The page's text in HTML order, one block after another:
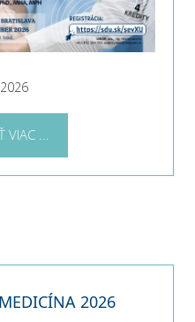
...
2026